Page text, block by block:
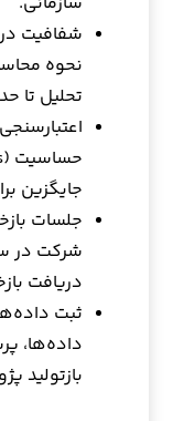
شفافیت
نحوه
تحلیل تا
جایگزین
جلسات
شرکت در
دریافت
ثبت
داده‌ها،
بازتولید